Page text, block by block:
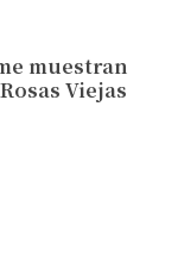
muestran
Viejas